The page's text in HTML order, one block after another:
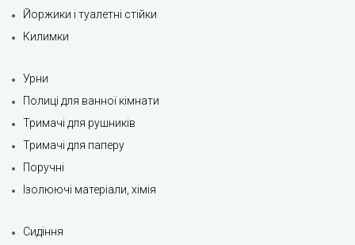
Йоржики і туалетні стійки
Килимки
Урни
Полиці для ванної кімнати
Тримачі для рушників
Тримачі для паперу
Поручні
Ізолюючі матеріали, хімія
Сидіння